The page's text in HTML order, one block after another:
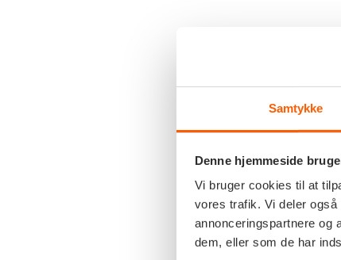
Samtykke
Denne hjemmeside
Vi bruger cookies til at
vores trafik. Vi deler
annonceringspartnere og
dem, eller som de har